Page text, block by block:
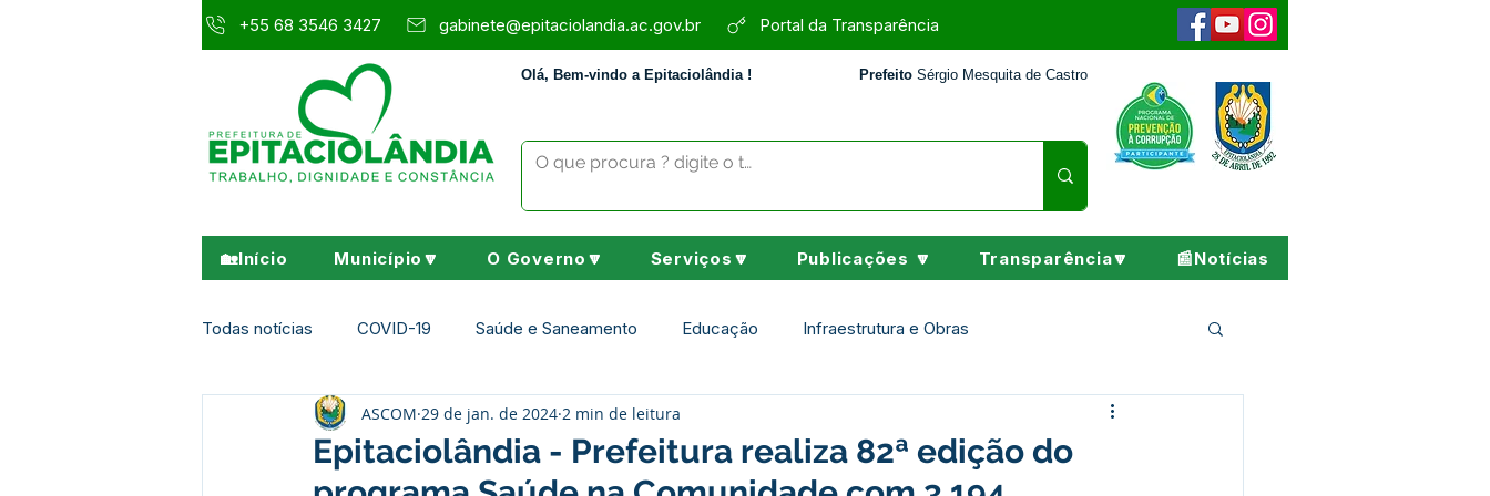
+55 68 3546 3427 gabinete@epitaciolandia.ac.gov.br Portal da Transparência
Olá, Bem-vindo a Epitaciolândia ! Prefeito Sérgio Mesquita de Castro
🏡Início Município🔽 O Governo🔽 Serviços🔽 Publicações 🔽 Transparência🔽 📰Notícias
Todas notícias COVID-19 Saúde e Saneamento Educação Infraestrutura e Obras
Agricultura e Meio Ambiente Assistência Social
Epitaciolândia - Prefeitura realiza 82ª edição do
ASCOM 29 de jan. de 2024 2 min de leitura